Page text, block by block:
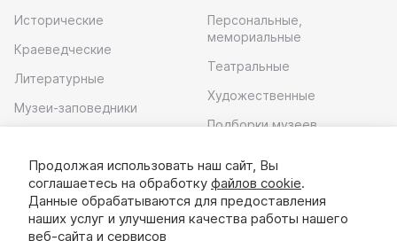
Исторические
Краеведческие
Литературные
Музеи-заповедники
Персональные,
мемориальные
Театральные
Художественные
Подборки музеев
Скачать приложение
Продолжая использовать наш сайт, Вы
соглашаетесь на обработку файлов cookie.
Данные обрабатываются для предоставления
наших услуг и улучшения качества работы нашего
веб-сайта и сервисов